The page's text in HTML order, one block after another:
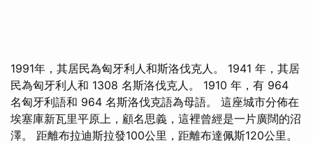
1991年，其居民為匈牙利人和斯洛伐克人。 1941 年，其居
民為匈牙利人和 1308 名斯洛伐克人。 1910 年，有 964
名匈牙利語和 964 名斯洛伐克語為母語。 這座城市分佈在
埃塞庫新瓦里平原上，顧名思義，這裡曾經是一片廣闊的沼
澤。 距離布拉迪斯拉發100公里，距離布達佩斯120公里。